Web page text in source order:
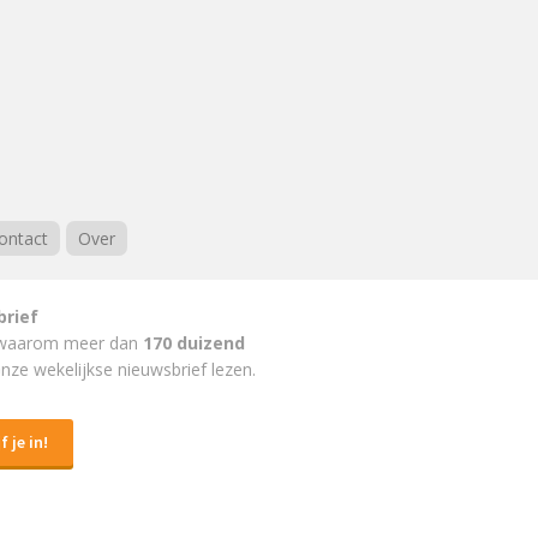
Over
meer dan 170 duizend
wekelijkse nieuwsbrief lezen.
je in!